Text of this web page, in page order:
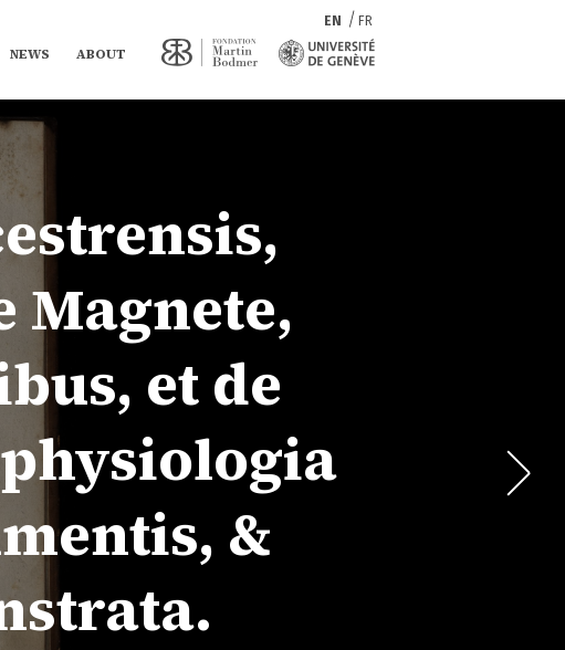
NEWS ABOUT
EN FR
Magnete,
et de
&